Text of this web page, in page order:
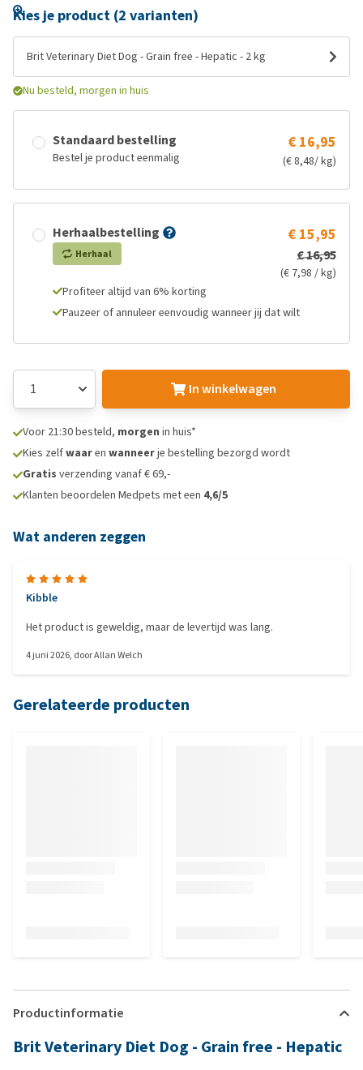
Kies je product (2 varianten)
Brit Veterinary Diet Dog - Grain free - Hepatic - 2 kg
Nu besteld, morgen in huis
Standaard bestelling
Bestel je product eenmalig
€ 16,95
(€ 8,48/ kg)
Herhaalbestelling
Herhaal
€ 15,95
€ 16,95
(€ 7,98 / kg)
Profiteer altijd van 6% korting
Pauzeer of annuleer eenvoudig wanneer jij dat wilt
In winkelwagen
Voor 21:30 besteld, morgen in huis*
Kies zelfwaaren wanneerje bestelling bezorgd wordt
Gratis verzending vanaf € 69,-
Klanten beoordelen Medpets met een 4,6/5
Wat anderen zeggen
Kibble
Het product is geweldig, maar de levertijd was lang.
4 juni 2026, doorAllan Welch
Gerelateerde producten
Productinformatie
Brit Veterinary Diet Dog - Grain free - Hepatic